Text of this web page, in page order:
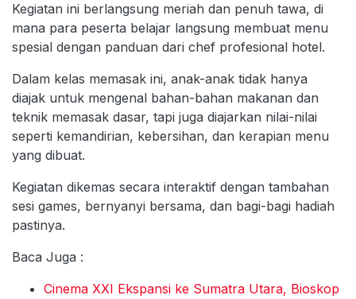
Kegiatan ini berlangsung meriah dan penuh tawa, di
mana para peserta belajar langsung membuat menu
spesial dengan panduan dari chef profesional hotel.
Dalam kelas memasak ini, anak-anak tidak hanya
diajak untuk mengenal bahan-bahan makanan dan
teknik memasak dasar, tapi juga diajarkan nilai-nilai
seperti kemandirian, kebersihan, dan kerapian menu
yang dibuat.
Kegiatan dikemas secara interaktif dengan tambahan
sesi games, bernyanyi bersama, dan bagi-bagi hadiah
pastinya.
Baca Juga :
Cinema XXI Ekspansi ke Sumatra Utara, Bioskop